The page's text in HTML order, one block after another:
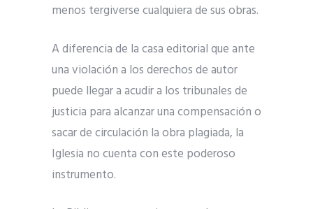
menos tergiverse cualquiera de sus obras.
A diferencia de la casa editorial que ante
una violación a los derechos de autor
puede llegar a acudir a los tribunales de
justicia para alcanzar una compensación o
sacar de circulación la obra plagiada, la
Iglesia no cuenta con este poderoso
instrumento.